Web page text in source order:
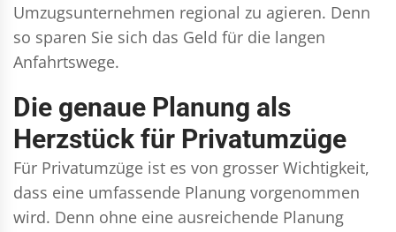
Umzugsunternehmen regional zu agieren. Denn
so sparen Sie sich das Geld für die langen
Anfahrtswege.
Die genaue Planung als
Herzstück für Privatumzüge
Für Privatumzüge ist es von grosser Wichtigkeit,
dass eine umfassende Planung vorgenommen
wird. Denn ohne eine ausreichende Planung